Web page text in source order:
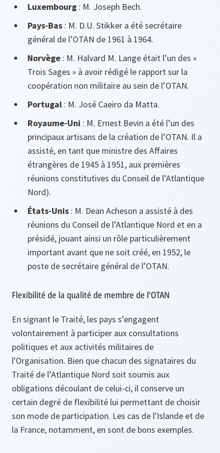
Luxembourg : M. Joseph Bech.
Pays-Bas : M. D.U. Stikker a été secrétaire
général de l’OTAN de 1961 à 1964.
Norvège : M. Halvard M. Lange était l’un des «
Trois Sages » à avoir rédigé le rapport sur la
coopération non militaire au sein de l’OTAN.
Portugal : M. José Caeiro da Matta.
Royaume-Uni : M. Ernest Bevin a été l’un des
principaux artisans de la création de l’OTAN. Il a
assisté, en tant que ministre des Affaires
étrangères de 1945 à 1951, aux premières
réunions constitutives du Conseil de l’Atlantique
Nord).
États-Unis : M. Dean Acheson a assisté à des
réunions du Conseil de l’Atlantique Nord et en a
présidé, jouant ainsi un rôle particulièrement
important avant que ne soit créé, en 1952, le
poste de secrétaire général de l’OTAN.
Flexibilité de la qualité de membre de l'OTAN
En signant le Traité, les pays s’engagent
volontairement à participer aux consultations
politiques et aux activités militaires de
l'Organisation. Bien que chacun des signataires du
Traité de l’Atlantique Nord soit soumis aux
obligations découlant de celui-ci, il conserve un
certain degré de flexibilité lui permettant de choisir
son mode de participation. Les cas de l'Islande et de
la France, notamment, en sont de bons exemples.